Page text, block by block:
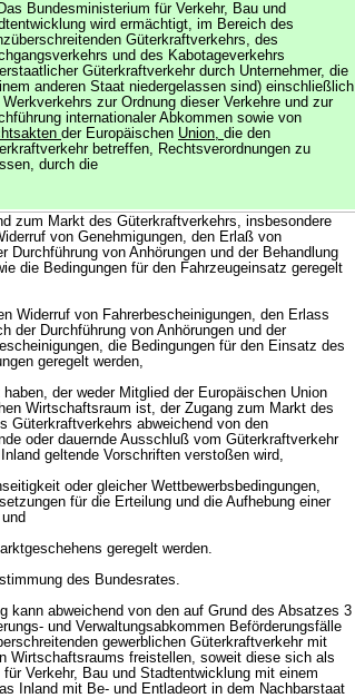
Bundesministerium für Verkehr, Bau und
wird ermächtigt, im Bereich des
Güterkraftverkehrs, des
und des Kabotageverkehrs
Güterkraftverkehr durch Unternehmer, die
anderen Staat niedergelassen sind) einschließlich
Werkverkehrs zur Ordnung dieser Verkehre und zur
internationaler Abkommen sowie von
der Europäischen Union, die den
betreffen, Rechtsverordnungen zu
durch die
zum Markt des Güterkraftverkehrs, insbesondere
von Genehmigungen, den Erlaß von
Durchführung von Anhörungen und der Behandlung
die Bedingungen für den Fahrzeugeinsatz geregelt
Widerruf von Fahrerbescheinigungen, den Erlass
der Durchführung von Anhörungen und der
die Bedingungen für den Einsatz des
geregelt werden,
der weder Mitglied der Europäischen Union
Wirtschaftsraum ist, der Zugang zum Markt des
Güterkraftverkehrs abweichend von den
oder dauernde Ausschluß vom Güterkraftverkehr
geltende Vorschriften verstoßen wird,
oder gleicher Wettbewerbsbedingungen,
für die Erteilung und die Aufhebung einer
geregelt werden.
des Bundesrates.
kann abweichend von den auf Grund des Absatzes 3
und Verwaltungsabkommen Beförderungsfälle
gewerblichen Güterkraftverkehr mit
Wirtschaftsraums freistellen, soweit diese sich als
Verkehr, Bau und Stadtentwicklung mit einem
Inland mit Be- und Entladeort in dem Nachbarstaat